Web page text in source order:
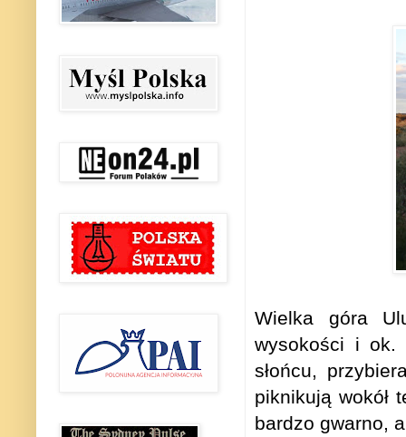
Wielka góra
wysokości i ok.
słońcu,
piknikują wokół
bardzo gwarno,